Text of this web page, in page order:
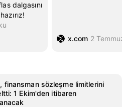
dalgasını
x.com 2
finansman sözleşme limitlerini
1 Ekim'den itibaren